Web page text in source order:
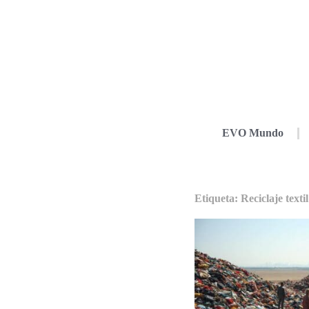
EVO Mundo
Etiqueta: Reciclaje textil